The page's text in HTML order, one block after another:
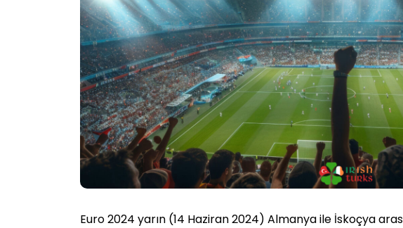
Euro 2024 yarın (14 Haziran 2024) Almanya ile İskoçya